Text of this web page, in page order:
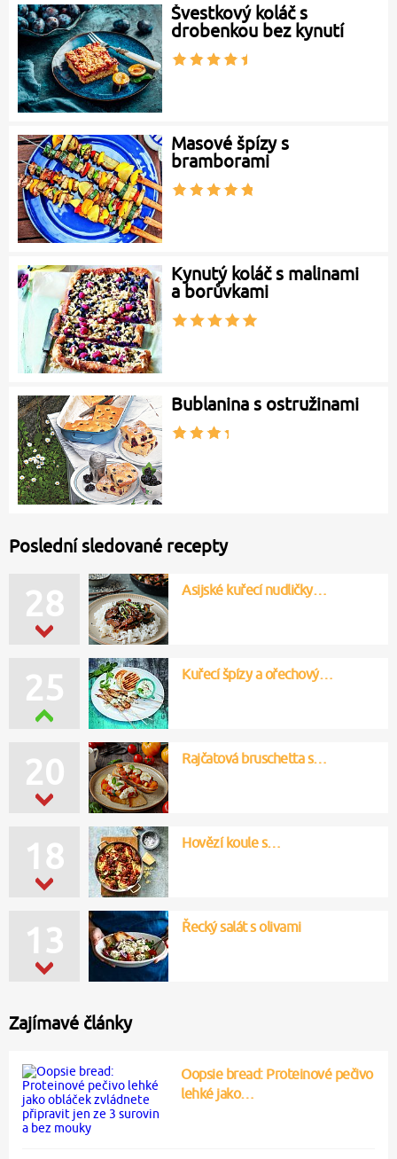
Švestkový koláč s
drobenkou bez kynutí
Masové špízy s
bramborami
Kynutý koláč s malinami
a borůvkami
Bublanina s ostružinami
Poslední sledované recepty
28 Asijské kuřecí nudličky…
25 Kuřecí špízy a ořechový…
20 Rajčatová bruschetta s…
18 Hovězí koule s…
13 Řecký salát s olivami
Zajímavé články
Oopsie bread: Proteinové pečivo
lehké jako…